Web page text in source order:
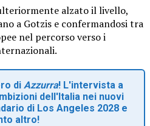
alzato il livello,
a Gotzis e confermandosi tra
nel percorso verso i
di Azzurra! L'intervista a
dell'Italia nei nuovi
di Los Angeles 2028 e
altro!